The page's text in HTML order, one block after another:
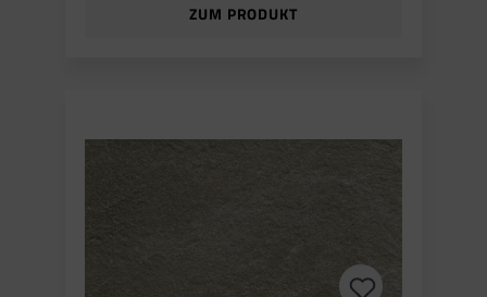
ZUM PRODUKT